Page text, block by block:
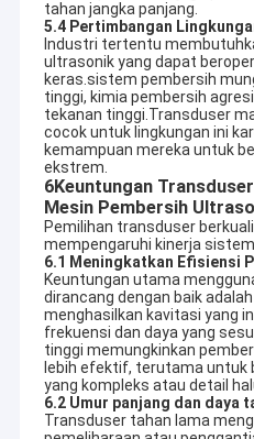
Pembersih Ultrasonik
Pembersih Ultrasonik
Mesin Pembersih
Pembersih Ultrasonik Digital
Pembersih Ultrasonik
Tangki Rendam Dapur
tahan jangka panjang.
5.4 Pertimbangan
Industri tertentu
ultrasonik yang dapat
keras.sistem pembersih
tinggi, kimia pembersih
tekanan tinggi.Transduser
cocok untuk lingkungan ini
kemampuan mereka untuk
ekstrem.
6Keuntungan
Mesin Pembersih
Pemilihan transduser
mempengaruhi kinerja
6.1 Meningkatkan Efisiensi
Keuntungan utama
dirancang dengan baik
menghasilkan kavitasi yang
frekuensi dan daya yang
tinggi memungkinkan
lebih efektif, terutama untuk
yang kompleks atau detail
6.2 Umur panjang dan daya
Transduser tahan lama
Kami telah membangun
berbagai industri, termasuk:
Otomotif, Pabrik Cetakan,
Medis, Aplikasi Laboratorium,
Selalu Ada Untuk Anda
Kami tersedia 24/7 dan siap
kapan saja.
Jika Anda tertarik pada
atau solusi yang disesuaikan,